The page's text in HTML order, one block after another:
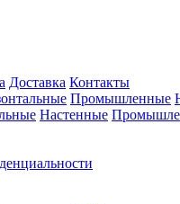
Доставка Контакты
Промышленные
Настенные